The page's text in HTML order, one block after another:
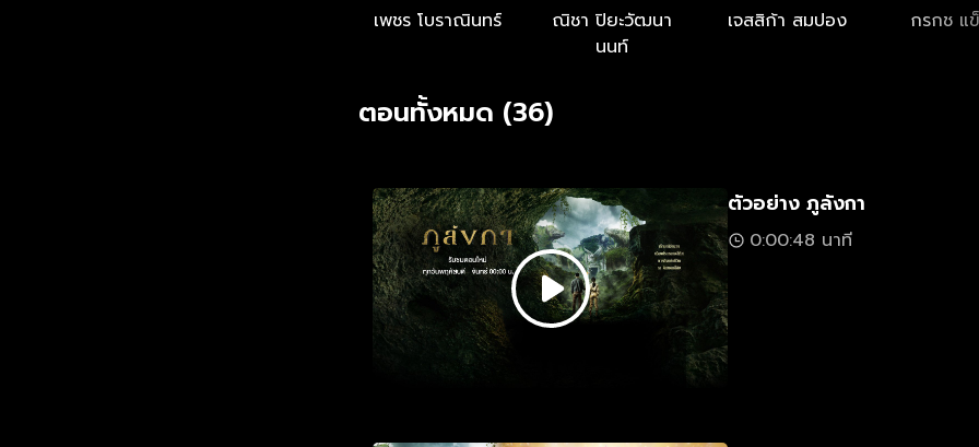
เพชร โบราณินทร์
ณิชา ปิยะวัฒนา
นนท์
เจสสิก้า สมปอง กรกช แ
ตอนทั้งหมด (36)
ตัวอย่าง ภูลังกา
0:00:48 นาที